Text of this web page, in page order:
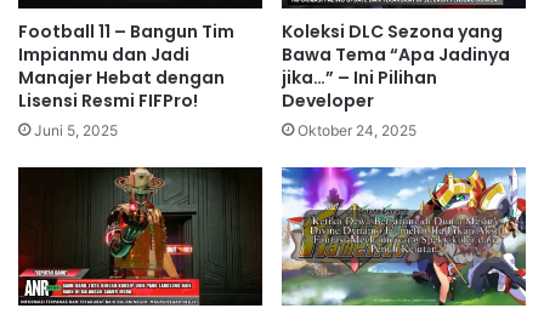
Football 11 – Bangun Tim
Impianmu dan Jadi
Manajer Hebat dengan
Lisensi Resmi FIFPro!
Juni 5, 2025
Koleksi DLC Sezona yang
Bawa Tema “Apa Jadinya
jika…” – Ini Pilihan
Developer
Oktober 24, 2025